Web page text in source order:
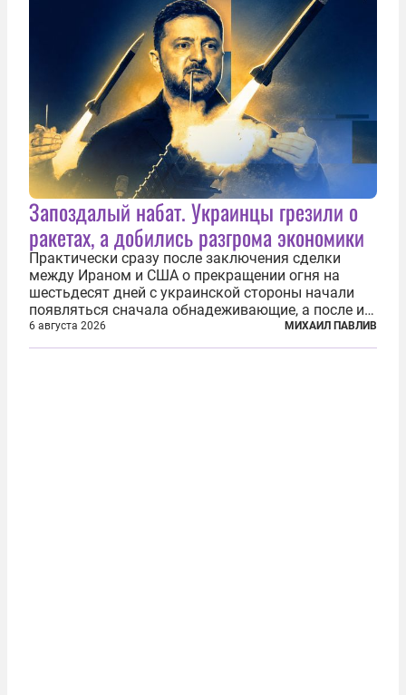
Запоздалый набат. Украинцы грезили о
ракетах, а добились разгрома экономики
Практически сразу после заключения сделки
между Ираном и США о прекращении огня на
шестьдесят дней с украинской стороны начали
появляться сначала обнадеживающие, а после и
вовсе бравурные заявления про некий «перелом»
в войне. Вероятно, в сознании первых лиц
6 августа 2026 МИХАИЛ ПАВЛИВ